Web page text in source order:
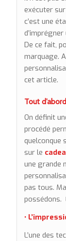
exécuter
c’est une
De ce fait,
marquage.
cet article.
Tout
On définit
procédé
quelconque
sur le
une grande
pas tous.
possédons.
•
L’une des